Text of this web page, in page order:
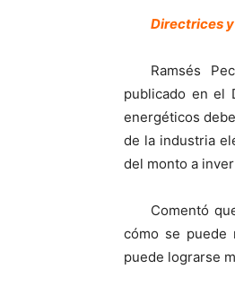
Directrices
Ramsés
publicado en el
energéticos
de la industria
del monto a
Comentó
cómo se puede
puede lograrse